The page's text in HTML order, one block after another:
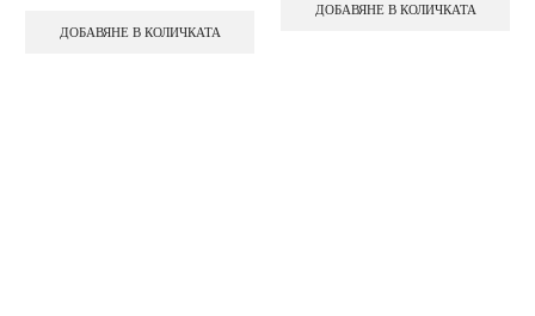
ДОБАВЯНЕ В КОЛИЧКАТА
ДОБАВЯНЕ В КОЛИЧКАТА